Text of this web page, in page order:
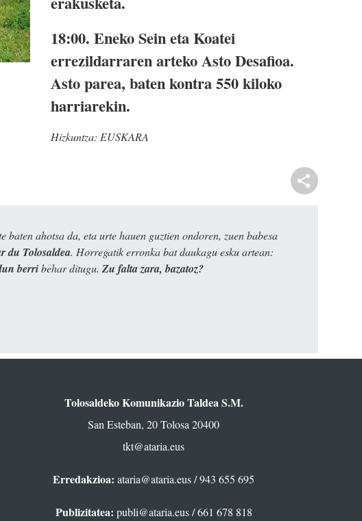
18:00. Eneko Sein eta Koatei
errezildarraren arteko Asto Desafioa.
Asto parea, baten kontra 550 kiloko
harriarekin.
Hizkuntza: EUSKARA
ahotsa da, eta urte hauen guztien ondoren, zuen babesa
du Tolosaldea. Horregatik erronka bat daukagu esku artean:
berribehar ditugu. Zu falta zara, bazatoz?
Tolosaldeko Komunikazio Taldea S.M.
San Esteban, 20 Tolosa 20400
tkt@ataria.eus
Erredakzioa: ataria@ataria.eus/ 943 655 695
Publizitatea: publi@ataria.eus/ 661 678 818